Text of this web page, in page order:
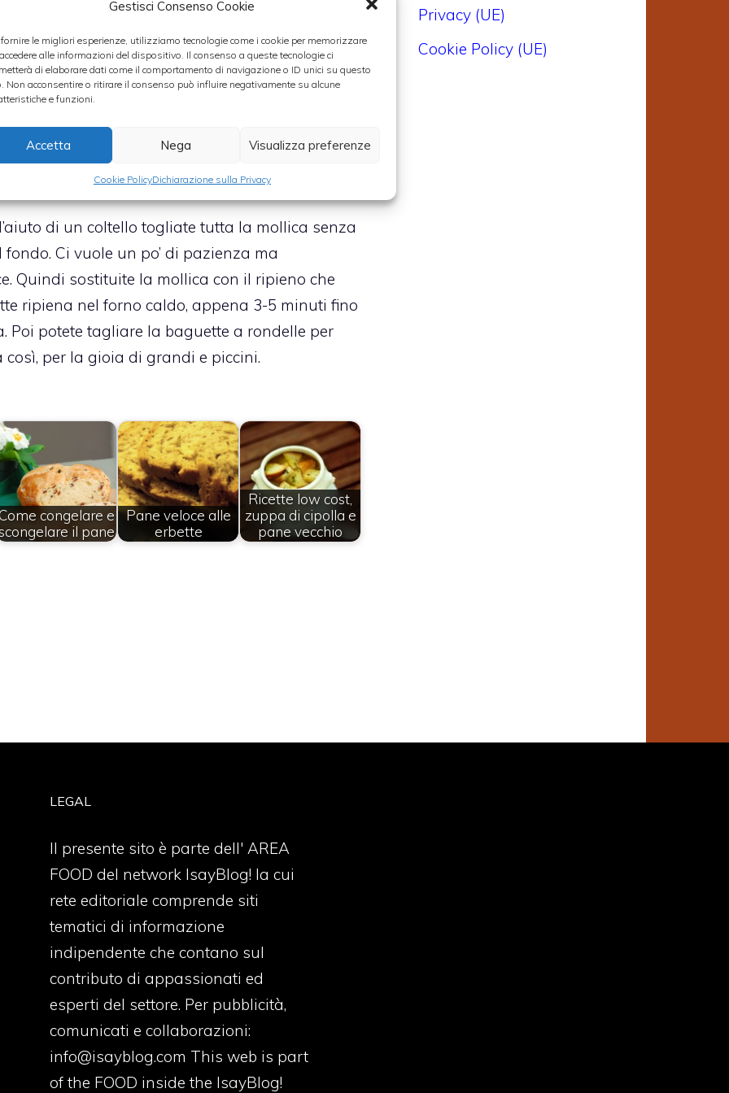
Gestisci Consenso Cookie
fornire le migliori esperienze, utilizziamo tecnologie come i cookie per memorizzare
alle informazioni del dispositivo. Il consenso a queste tecnologie ci
di elaborare dati come il comportamento di navigazione o ID unici su questo
Non acconsentire o ritirare il consenso può influire negativamente su alcune
e funzioni.
Accetta Nega Visualizza preferenze
Cookie PolicyDichiarazione sulla Privacy
quindi mettete a soffriggere la melanzana
aglio, olio e peperoncino. Dopo alcuni minuti
tagliato a pezzettini oppure dei pelati sempre
Il ripieno deve poi essere tolto dal fuoco e
la mozzarella a dadini e aggiungetela alle
pezzetti più piccoli siano diventati filanti.
di un coltello togliate tutta la mollica senza
Ci vuole un po’ di pazienza ma
Quindi sostituite la mollica con il ripieno che
ripiena nel forno caldo, appena 3-5 minuti fino
Poi potete tagliare la baguette a rondelle per
per la gioia di grandi e piccini.
congelare e
il pane
Pane veloce alle
erbette
Ricette low cost,
zuppa di cipolla e
pane vecchio
Privacy (UE)
Cookie Policy (UE)
LEGAL
Il presente sito è parte dell' AREA
FOOD del network IsayBlog! la cui
rete editoriale comprende siti
tematici di informazione
indipendente che contano sul
contributo di appassionati ed
esperti del settore. Per pubblicità,
comunicati e collaborazioni:
info@isayblog.com This web is part
of the FOOD inside the IsayBlog!